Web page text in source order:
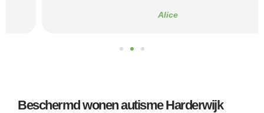
Beschermd wonen autisme Harderwijk